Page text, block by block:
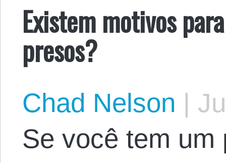
Existem motivos
presos?
Chad Nelson |
Se você tem um